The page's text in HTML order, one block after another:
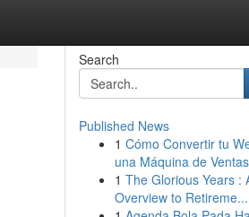
Search
Published News
1 Cómo Convertir tu
una Máquina de
1 The Glorious Years :
Overview to Retireme...